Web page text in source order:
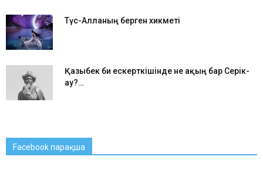
Түс-Алланың берген хикметі
Қазыбек би ескерткішінде не ақың бар Серік-
ау?…
Facebook парақша